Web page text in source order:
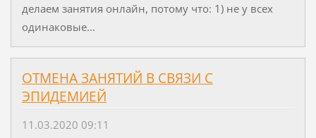
делаем занятия онлайн, потому что: 1) не у всех
одинаковые...
ОТМЕНА ЗАНЯТИЙ В СВЯЗИ С
ЭПИДЕМИЕЙ
11.03.2020 09:11